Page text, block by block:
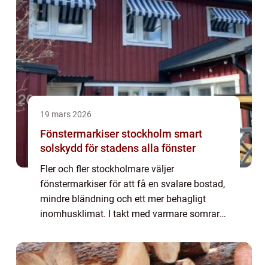
19 mars 2026
Fönstermarkiser stockholm smart
solskydd för stadens alla fönster
Fler och fler stockholmare väljer
fönstermarkiser för att få en svalare bostad,
mindre bländning och ett mer behagligt
inomhusklimat. I takt med varmare somrar
yttre solskydd stoppar värmen redan innan...